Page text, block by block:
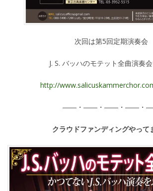
次回は第5回定期演奏会
J. S. バッハのモテット全曲演奏会
http://
――・――・――・――・
クラウドファンディングやって